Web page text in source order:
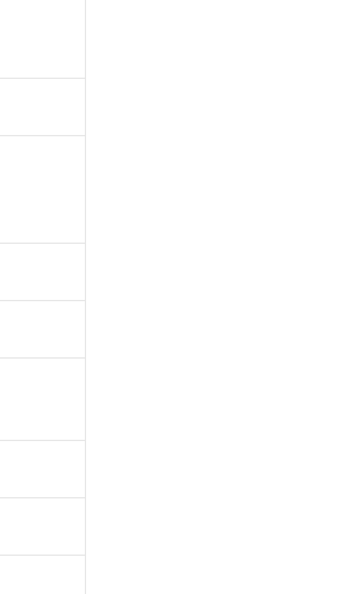
を証明するものではありません。
の期間は出荷製品に未対応品が
がない限り、2022年1月12日よ